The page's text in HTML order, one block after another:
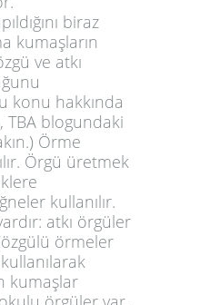
biraz
kumaşların
ve atkı
konu hakkında
TBA blogundaki
Örme
Örgü üretmek
kullanılır.
atkı örgüler
örmeler
kumaşlar